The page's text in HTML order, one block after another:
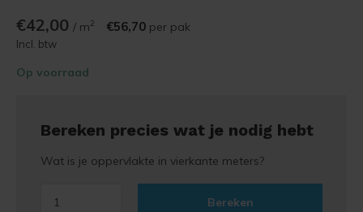
€42,00 / m2 €56,70 per pak
Incl. btw
Op voorraad
Bereken precies wat je nodig hebt
Wat is je oppervlakte in vierkante meters?
Bereken